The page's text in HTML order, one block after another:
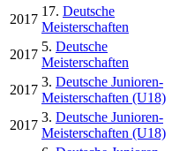
2017
17. Deutsche
Meisterschaften
2017
5. Deutsche
Meisterschaften
2017
3. Deutsche Junioren-
Meisterschaften (U18)
2017
3. Deutsche Junioren-
Meisterschaften (U18)